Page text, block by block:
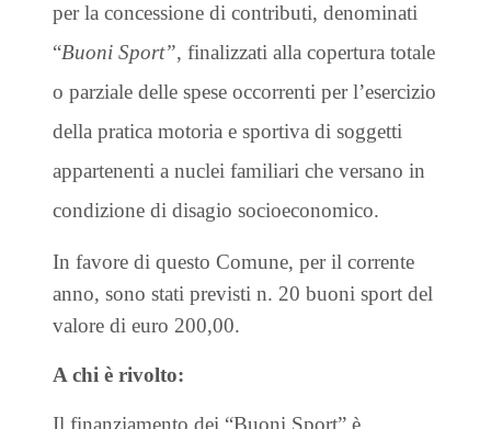
per la concessione di contributi, denominati
“Buoni Sport”, finalizzati alla copertura totale
o parziale delle spese occorrenti per l’esercizio
della pratica motoria e sportiva di soggetti
appartenenti a nuclei familiari che versano in
condizione di disagio socioeconomico.
In favore di questo Comune, per il corrente
anno, sono stati previsti n. 20 buoni sport del
valore di euro 200,00.
A chi è rivolto:
Il finanziamento dei “Buoni Sport” è